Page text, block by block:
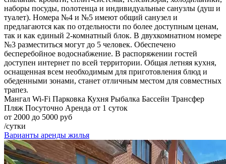
наборы посуды, полотенца и индивидуальные санузлы (душ и
туалет). Номера №4 и №5 имеют общий санузел и
предлагаются как по отдельности по более доступным ценам,
так и как единый 2-комнатный блок. В двухкомнатном номере
№3 разместиться могут до 5 человек. Обеспечено
бесперебойное водоснабжение. В распоряжении гостей
доступен интернет по всей территории. Общая летняя кухня,
оснащенная всем необходимым для приготовления блюд и
обеденными зонами, станет отличным местом для совместных
трапез.
Мангал Wi-Fi Парковка Кухня Рыбалка Бассейн Трансфер
Пляж Посуточно Аренда от 1 суток
от 2000 до 5000 руб
/сутки
Варианты аренды жилья